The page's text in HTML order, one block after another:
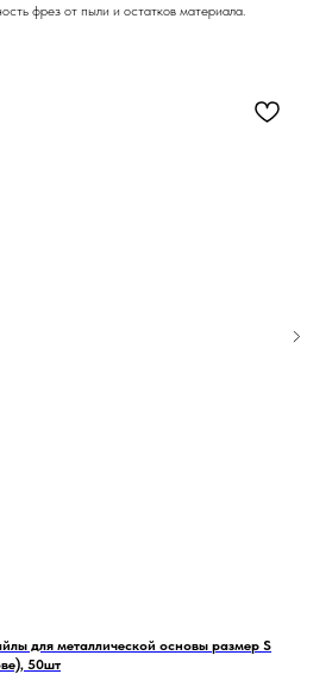
фрез от пыли и остатков материала.
для металлической основы размер S
50шт